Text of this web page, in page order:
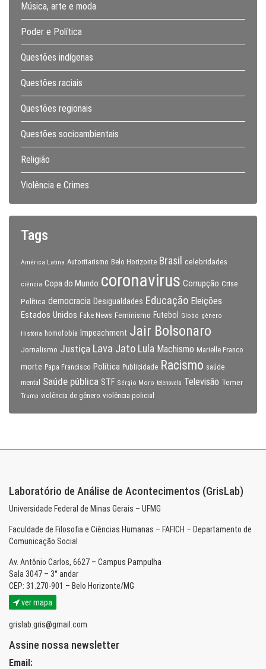
Música, arte e moda
Poder e Política
Questões indígenas
Questões raciais
Questões regionais
Questões socioambientais
Religião
Violência e Crimes
Tags
América Latina Autoritarismo Belo Horizonte Brasil celebridades
ciência Copa do Mundo coronavirus Corrupção Crise
Política democracia Desigualdades Educação Eleições
Estados Unidos Fake News Feminismo Futebol Globo gênero
História homofobia Impeachment Jair Bolsonaro
Jornalismo Justiça Lava Jato Lula Machismo Marielle Franco
morte Papa Francisco Política Publicidade Racismo saúde
mental
Saúde pública STF Sérgio Moro telenovela Televisão Temer
Trump violência de gênero violência policial
Laboratório de Análise de Acontecimentos (GrisLab)
Universidade Federal de Minas Gerais – UFMG
Faculdade de Filosofia e Ciências Humanas – FAFICH – Departamento de
Comunicação Social
Av. Antônio Carlos, 6627 – Campus Pampulha
Sala 3047 – 3° andar
CEP: 31.270-901 – Belo Horizonte/MG
ver mapa
grislab.gris@gmail.com
Assine nossa newsletter
Email: